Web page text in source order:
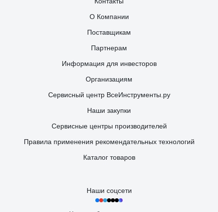
О Компании
Поставщикам
Партнерам
Информация для инвесторов
Организациям
Сервисный центр ВсеИнструменты.ру
Наши закупки
Сервисные центры производителей
Правила применения рекомендательных технологий
Каталог товаров
Наши соцсети